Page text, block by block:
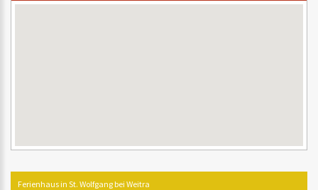
Ferienhaus in St. Wolfgang bei Weitra